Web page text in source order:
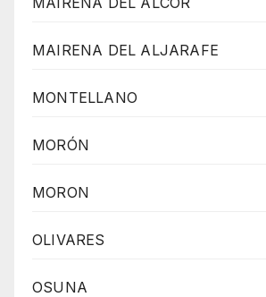
MAIRENA DEL ALJARAFE
MONTELLANO
MORÓN
MORON
OLIVARES
OSUNA